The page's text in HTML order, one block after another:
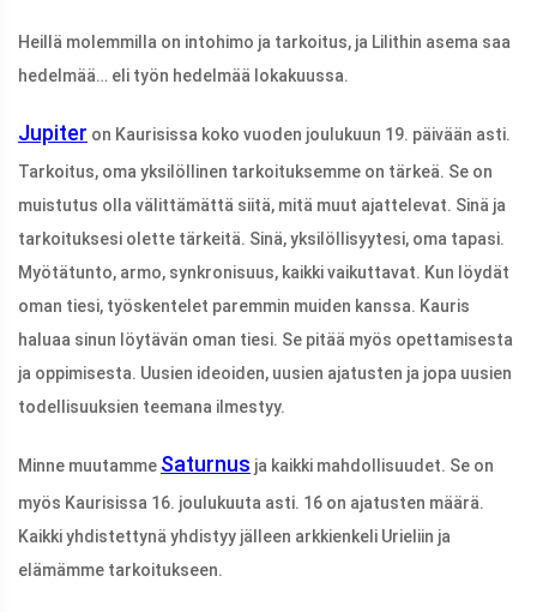
Heillä molemmilla on intohimo ja tarkoitus, ja Lilithin asema saa
hedelmää… eli työn hedelmää lokakuussa.
Jupiter on Kaurisissa koko vuoden joulukuun 19. päivään asti.
Tarkoitus, oma yksilöllinen tarkoituksemme on tärkeä. Se on
muistutus olla välittämättä siitä, mitä muut ajattelevat. Sinä ja
tarkoituksesi olette tärkeitä. Sinä, yksilöllisyytesi, oma tapasi.
Myötätunto, armo, synkronisuus, kaikki vaikuttavat. Kun löydät
oman tiesi, työskentelet paremmin muiden kanssa. Kauris
haluaa sinun löytävän oman tiesi. Se pitää myös opettamisesta
ja oppimisesta. Uusien ideoiden, uusien ajatusten ja jopa uusien
todellisuuksien teemana ilmestyy.
Minne muutamme Saturnus ja kaikki mahdollisuudet. Se on
myös Kaurisissa 16. joulukuuta asti. 16 on ajatusten määrä.
Kaikki yhdistettynä yhdistyy jälleen arkkienkeli Urieliin ja
elämämme tarkoitukseen.